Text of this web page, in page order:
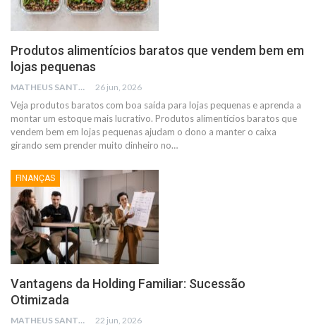
Produtos alimentícios baratos que vendem bem em
lojas pequenas
MATHEUS SANTOS 26 jun, 2026
Veja produtos baratos com boa saída para lojas pequenas e aprenda a
montar um estoque mais lucrativo. Produtos alimentícios baratos que
vendem bem em lojas pequenas ajudam o dono a manter o caixa
girando sem prender muito dinheiro no…
FINANÇAS
Vantagens da Holding Familiar: Sucessão
Otimizada
MATHEUS SANTOS 22 jun, 2026